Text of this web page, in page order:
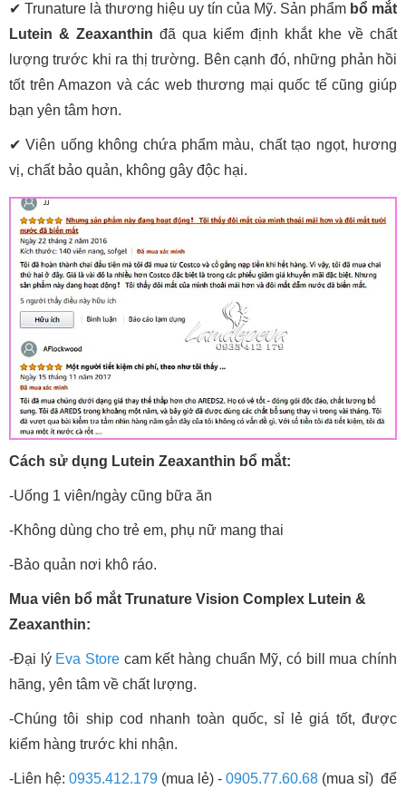
✔ Trunature là thương hiệu uy tín của Mỹ. Sản phẩm bổ mắt
Lutein & Zeaxanthin đã qua kiểm định khắt khe về chất
lượng trước khi ra thị trường. Bên cạnh đó, những phản hồi
tốt trên Amazon và các web thương mại quốc tế cũng giúp
bạn yên tâm hơn.
✔ Viên uống không chứa phẩm màu, chất tạo ngọt, hương
vị, chất bảo quản, không gây độc hại.
Cách sử dụng Lutein Zeaxanthin bổ mắt:
-Uống 1 viên/ngày cũng bữa ăn
-Không dùng cho trẻ em, phụ nữ mang thai
-Bảo quản nơi khô ráo.
Mua viên bổ mắt Trunature Vision Complex Lutein &
Zeaxanthin:
-Đại lý Eva Store cam kết hàng chuẩn Mỹ, có bill mua chính
hãng, yên tâm về chất lượng.
-Chúng tôi ship cod nhanh toàn quốc, sỉ lẻ giá tốt, được
kiểm hàng trước khi nhận.
-Liên hệ: 0935.412.179 (mua lẻ) - 0905.77.60.68 (mua sỉ) để